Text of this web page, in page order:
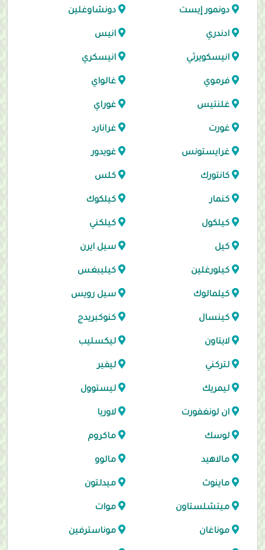
دونمور إيست دونشاوغلين
ادندري انيس
انيسكويرثي انيسكري
فرموي غالواي
غلنتيس غوراي
غورت غرانارد
غرايستونس غويدور
كانتورك كلس
كنمار كيلكوك
كيلكول كيلكني
كيل سيل ايرن
كيلورغلين كيليبغس
كيلمالوك سيل رويس
كينسال كنوكبريدج
لايتاون ليكسليب
لتركني ليفير
ليمريك ليستوول
ان لونغفورت لاوريا
لوسك ماكروم
مالاهيد مالوو
ماينوث ميدلتون
ميتشلستاون موات
موناغان موناسترفين